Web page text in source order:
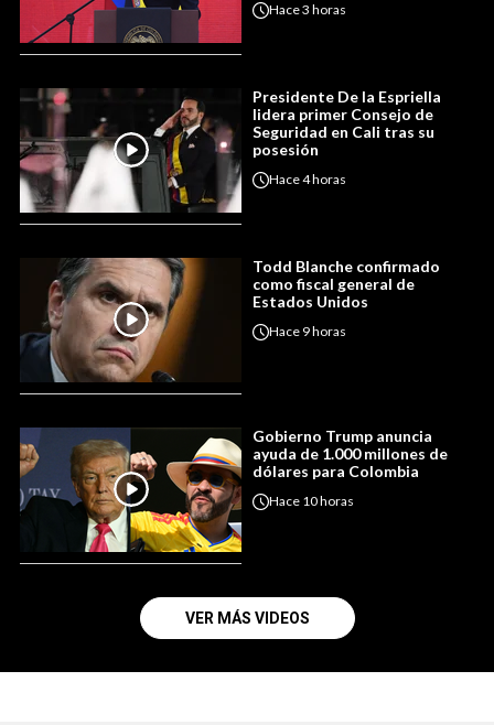
Hace3 horas
Presidente De la Espriella
lidera primer Consejo de
Seguridad en Cali tras su
posesión
Hace4 horas
Todd Blanche confirmado
como fiscal general de
Estados Unidos
Hace 9 horas
Gobierno Trump anuncia
ayuda de 1.000 millones de
dólares para Colombia
Hace 10 horas
VER MÁS VIDEOS